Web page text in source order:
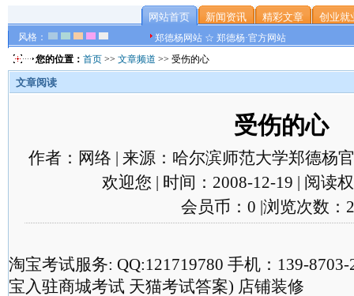
风格：
网站首页 新闻资讯 精彩文章 创业就
郑德杨网站 ☆ 郑德杨·官方网站
您的位置： 首页 >> 文章频道 >> 受伤的心
文章阅读
受伤的心
作者：网络 | 来源：哈尔滨师范大学郑德杨
欢迎您 | 时间：2008-12-19 | 阅读
会员币：0 |浏览次数：
淘宝考试服务: QQ:121719780 手机：139-
宝入驻商城考试 天猫考试答案) 店铺装修